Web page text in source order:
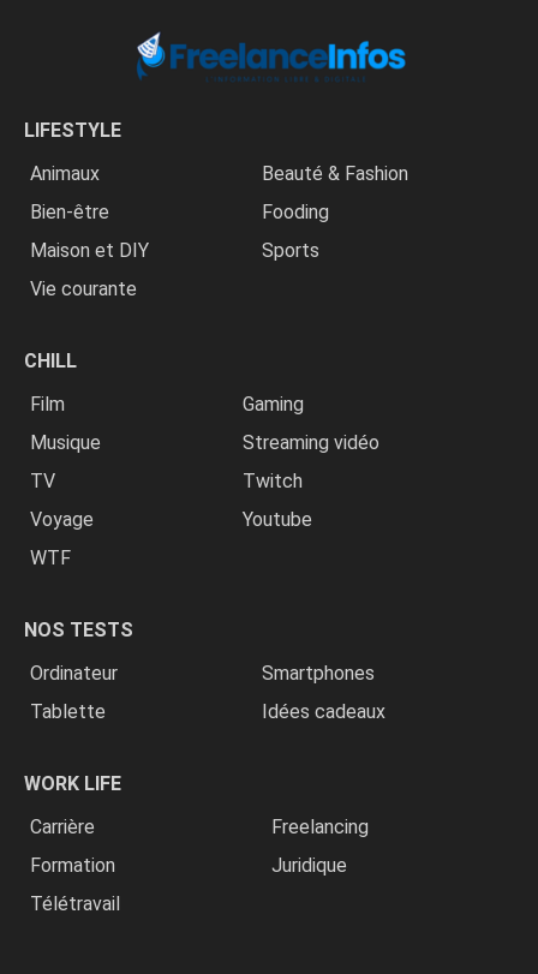
LIFESTYLE
Animaux
Beauté & Fashion
Bien-être
Fooding
Maison et DIY
Sports
Vie courante
CHILL
Film
Gaming
Musique
Streaming vidéo
TV
Twitch
Voyage
Youtube
WTF
NOS TESTS
Ordinateur
Smartphones
Tablette
Idées cadeaux
WORK LIFE
Carrière
Freelancing
Formation
Juridique
Télétravail